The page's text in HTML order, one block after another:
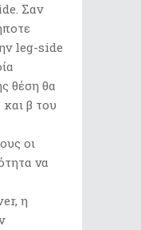
Σαν
leg-side
θέση θα
β του
οι
να
η